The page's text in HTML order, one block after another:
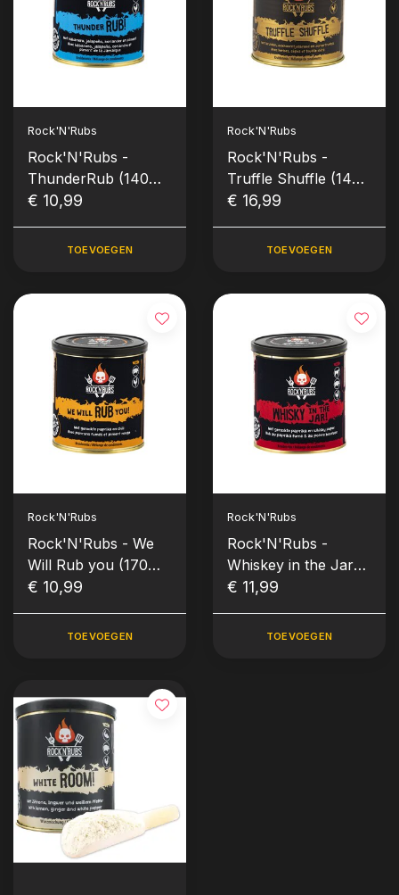
Rock'N'Rubs
Rock'N'Rubs -
ThunderRub (140
gram)
€ 10,99
TOEVOEGEN
Rock'N'Rubs
Rock'N'Rubs -
Truffle Shuffle (140
gram)
€ 16,99
TOEVOEGEN
Rock'N'Rubs
Rock'N'Rubs - We
Will Rub you (170
gram)
€ 10,99
TOEVOEGEN
Rock'N'Rubs
Rock'N'Rubs -
Whiskey in the Jar
(140 gram)
€ 11,99
TOEVOEGEN